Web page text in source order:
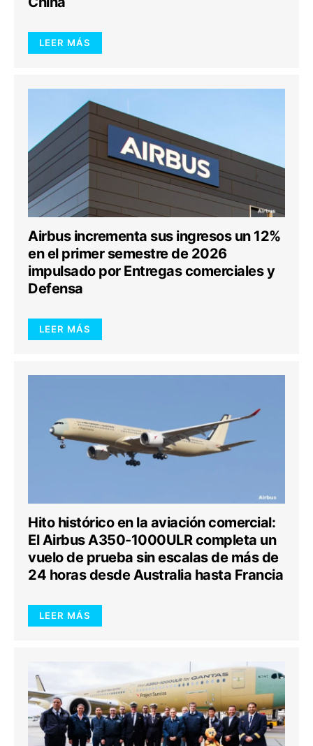
LEER MÁS
Airbus incrementa sus ingresos un 12%
en el primer semestre de 2026
impulsado por Entregas comerciales y
Defensa
LEER MÁS
Hito histórico en la aviación comercial:
El Airbus A350-1000ULR completa un
vuelo de prueba sin escalas de más de
24 horas desde Australia hasta Francia
LEER MÁS